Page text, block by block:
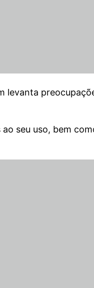
seu uso, bem